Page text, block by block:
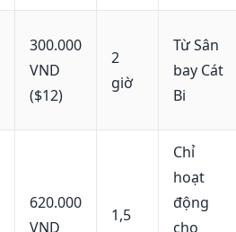
300.000
VND
($12)
2
giờ
Từ Sân
bay Cát
Bi
620.000
VND
1,5
Chỉ
hoạt
động
cho